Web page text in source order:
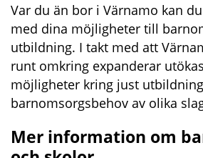
Var du än bor i Värnamo kan
med dina möjligheter till
utbildning. I takt med att
runt omkring expanderar
möjligheter kring just
barnomsorgsbehov av olika
Mer information om